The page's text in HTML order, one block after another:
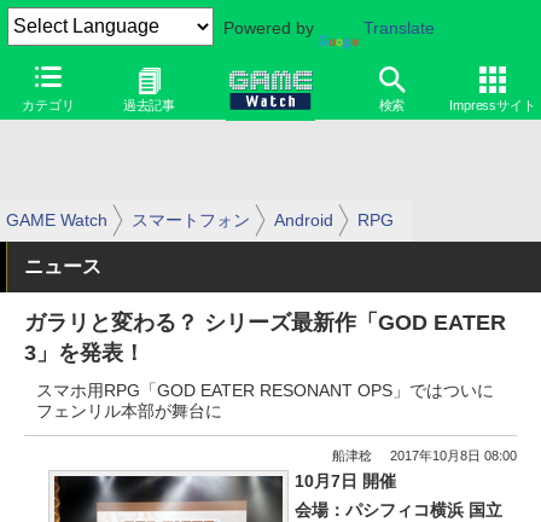
Powered by Translate
カテゴリ 過去記事 検索 Impressサイト
GAME Watch スマートフォン Android RPG
ニュース
ガラリと変わる？ シリーズ最新作「GOD EATER
3」を発表！
スマホ用RPG「GOD EATER RESONANT OPS」ではついに
フェンリル本部が舞台に
船津稔 2017年10月8日 08:00
10月7日 開催
会場：パシフィコ横浜 国立